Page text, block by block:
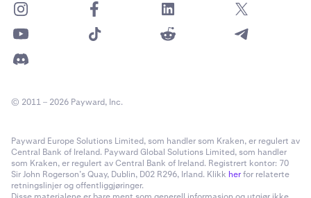
© 2011 – 2026 Payward, Inc.
Payward Europe Solutions Limited, som handler som Kraken, er regulert av
Central Bank of Ireland. Payward Global Solutions Limited, som handler
som Kraken, er regulert av Central Bank of Ireland. Registrert kontor: 70
Sir John Rogerson’s Quay, Dublin, D02 R296, Irland. Klikk herfor relaterte
retningslinjer og offentliggjøringer.